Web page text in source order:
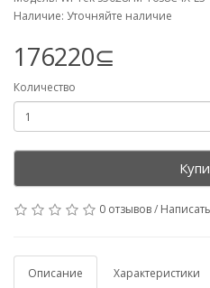
Наличие: Уточняйте наличие
176220⊆
Количество
0 отзывов/
Описание Характеристики